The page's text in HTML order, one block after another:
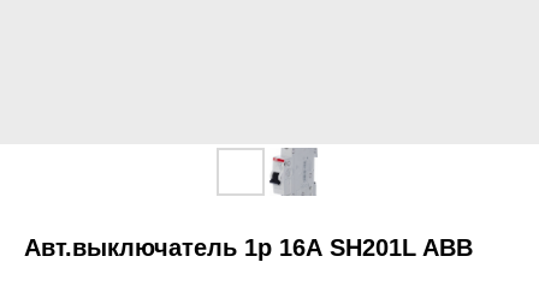
Авт.выключатель 1р 16А SH201L ABB